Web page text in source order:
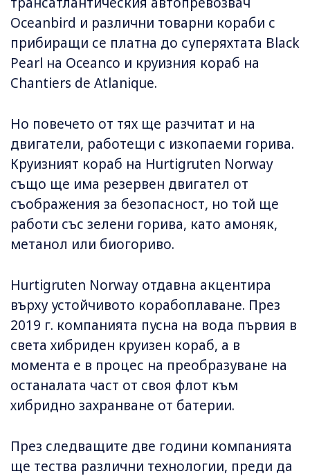
Oceanbird и различни товарни кораби с
прибиращи се платна до суперяхтата Black
Pearl на Oceanco и круизния кораб на
Chantiers de Atlanique.
Но повечето от тях ще разчитат и на
двигатели, работещи с изкопаеми горива.
Круизният кораб на Hurtigruten Norway
също ще има резервен двигател от
съображения за безопасност, но той ще
работи със зелени горива, като амоняк,
метанол или биогориво.
Hurtigruten Norway отдавна акцентира
върху устойчивото корабоплаване. През
2019 г. компанията пусна на вода първия в
света хибриден круизен кораб, а в
момента е в процес на преобразуване на
останалата част от своя флот към
хибридно захранване от батерии.
През следващите две години компанията
ще тества различни технологии, преди да